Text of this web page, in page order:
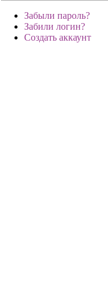
Забыли пароль?
Забили логин?
Создать аккаунт